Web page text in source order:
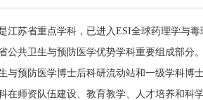
江苏省重点学科，已进入ESI全球药理学与
公共卫生与预防医学优势学科重要组成部分
与预防医学博士后科研流动站和一级学科博
在师资队伍建设、教育教学、人才培养和科